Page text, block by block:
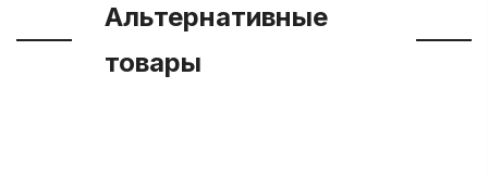
Альтернативные
товары